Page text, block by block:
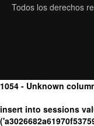
Todos los derechos
1054 - Unknown
insert into sessions